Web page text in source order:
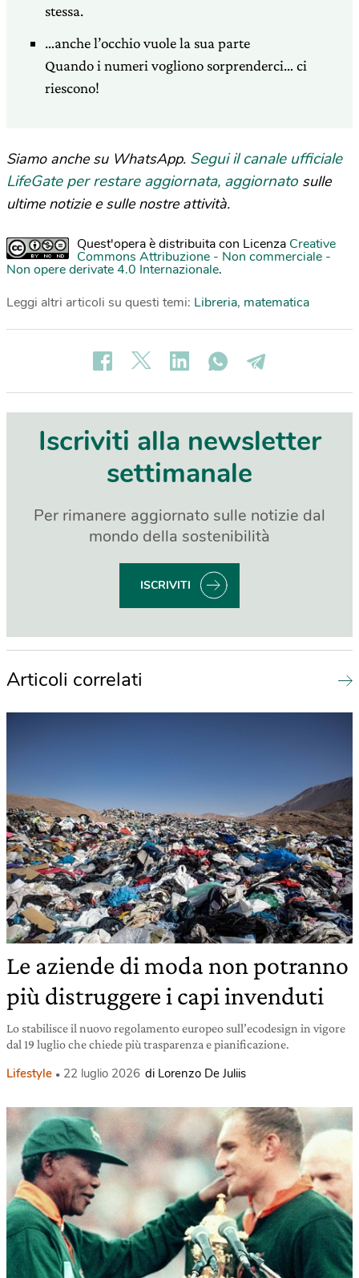
stessa.
…anche l’occhio vuole la sua parte
Quando i numeri vogliono sorprenderci… ci
riescono!
Siamo anche su WhatsApp. Segui il canale ufficiale
LifeGate per restare aggiornata, aggiornato sulle
ultime notizie e sulle nostre attività.
Quest'opera è distribuita con Licenza Creative
Commons Attribuzione - Non commerciale -
Non opere derivate 4.0 Internazionale.
Leggi altri articoli su questi temi: Libreria, matematica
Iscriviti alla newsletter
settimanale
Per rimanere aggiornato sulle notizie dal
mondo della sostenibilità
ISCRIVITI
Articoli correlati
Le aziende di moda non potranno
più distruggere i capi invenduti
Lo stabilisce il nuovo regolamento europeo sull’ecodesign in vigore
dal 19 luglio che chiede più trasparenza e pianificazione.
Lifestyle 22 luglio 2026 di Lorenzo De Juliis